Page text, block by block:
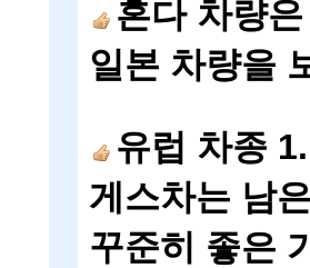
혼다 차량은
일본 차량을
유럽 차종
게스차는 남
꾸준히 좋은